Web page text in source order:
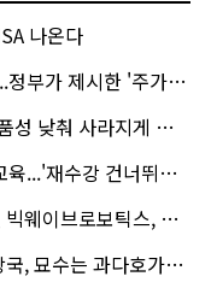
나온다
시한 '주가 누르기' 방지법
게 해야"…일부 신중론도
수강 건너뛰기' 허점
브로보틱스, 수요예측
수는 과다호가부담금?